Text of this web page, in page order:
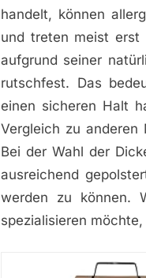
handelt, können
und treten meist erst
aufgrund seiner
rutschfest. Das
einen sicheren Halt
Vergleich zu
Bei der Wahl der
ausreichend
werden zu können.
spezialisieren